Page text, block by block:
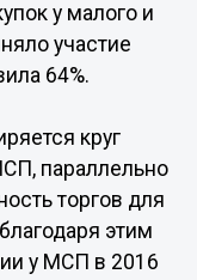
у малого и
участие
64%.
круг
параллельно
торгов для
этим
у МСП в 2016